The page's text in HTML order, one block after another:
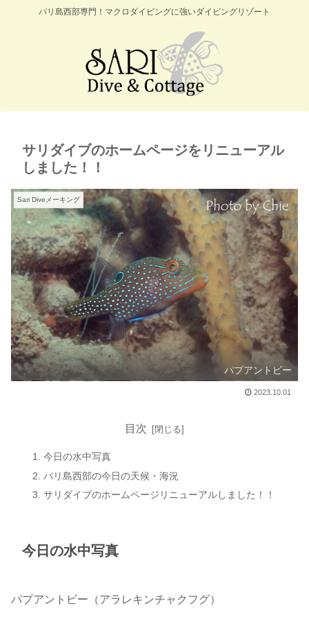
バリ島西部専門！マクロダイビングに強いダイビングリゾート
サリダイブのホームページをリニューアル
しました！！
Sari Diveメーキング
パプアントビー
2023.10.01
目次
今日の水中写真
バリ島西部の今日の天候・海況
サリダイブのホームページリニューアルしました！！
今日の水中写真
パプアントビー（アラレキンチャクフグ）